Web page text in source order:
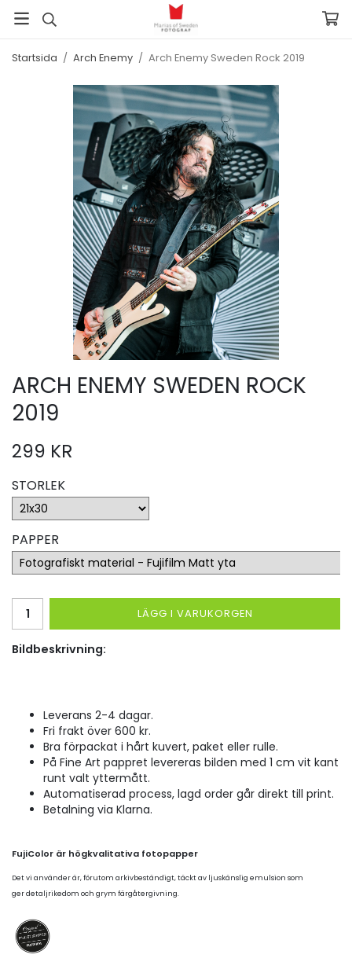
Startsida / Arch Enemy / Arch Enemy Sweden Rock 2019
ARCH ENEMY SWEDEN ROCK
2019
299 KR
STORLEK
PAPPER
LÄGG I VARUKORGEN
Bildbeskrivning:
Leverans 2-4 dagar.
Fri frakt över 600 kr.
Bra förpackat i hårt kuvert, paket eller rulle.
På Fine Art pappret levereras bilden med 1 cm vit kant
runt valt yttermått.
Automatiserad process, lagd order går direkt till print.
Betalning via Klarna.
FujiColor är högkvalitativa fotopapper
Det vi använder är, förutom arkivbeständigt, täckt av ljuskänslig emulsion som
ger detaljrikedom och grym färgåtergivning.